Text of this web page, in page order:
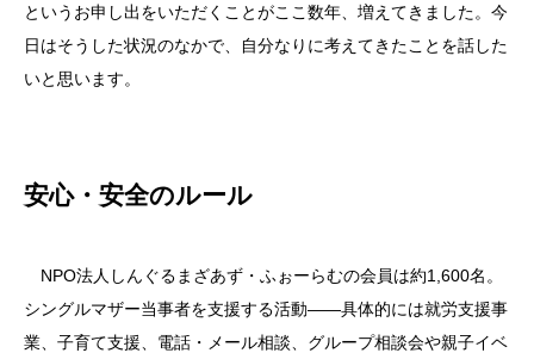
というお申し出をいただくことがここ数年、増えてきました。今
日はそうした状況のなかで、自分なりに考えてきたことを話した
いと思います。
安心・安全のルール
NPO法人しんぐるまざあず・ふぉーらむの会員は約1,600名。
シングルマザー当事者を支援する活動――具体的には就労支援事
業、子育て支援、電話・メール相談、グループ相談会や親子イベ